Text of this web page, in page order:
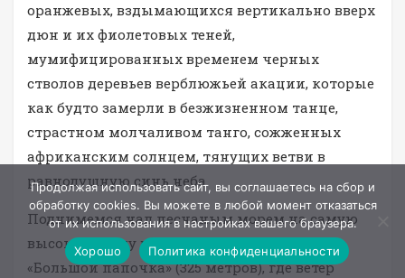
оранжевых, вздымающихся вертикально вверх
дюн и их фиолетовых теней,
мумифицированных временем черных
стволов деревьев верблюжьей акации, которые
как будто замерли в безжизненном танце,
страстном молчаливом танго, сожженных
африканским солнцем, тянущих ветви в
равнодушную синь неба.
Поднимемся над песчаным морем на самую
высокую дюну в районе Соссусфлей —
«Большой папочка» (325 метров), где ветер
Продолжая использовать сайт, вы соглашаетесь на сбор и
обработку cookies. Вы можете в любой момент отказаться
от их использования в настройках вашего браузера.
Хорошо
Политика конфиденциальности